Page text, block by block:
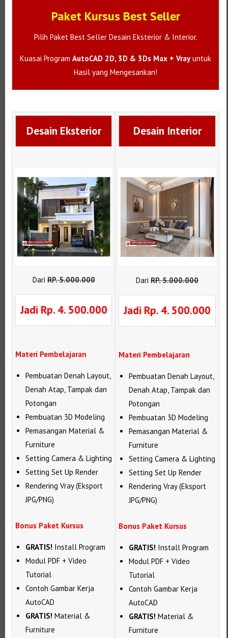
Paket Kursus Best Seller
Pilih Paket Best Seller Desain Eksterior & Interior.
Kuasai ProgramAutoCAD 2D, 3D & 3Ds Max + Vrayuntuk
Hasil yang Mengesankan!
Desain Eksterior
DariRP.5.000.000
Jadi Rp. 4. 500.000
Materi Pembelajaran
Pembuatan Denah Layout,
Denah Atap, Tampak dan
Potongan
Pembuatan 3D Modeling
Pemasangan Material &
Furniture
Setting Camera & Lighting
Setting Set Up Render
Rendering Vray (Eksport
JPG/PNG)
Bonus Paket Kursus
GRATIS! Install Program
Modul PDF + Video
Tutorial
Contoh Gambar Kerja
AutoCAD
GRATIS! Material &
Furniture
Desain Interior
DariRP.5.000.000
Jadi Rp. 4. 500.000
Materi Pembelajaran
Pembuatan Denah Layout,
Denah Atap, Tampak dan
Potongan
Pembuatan 3D Modeling
Pemasangan Material &
Furniture
Setting Camera & Lighting
Setting Set Up Render
Rendering Vray (Eksport
JPG/PNG)
Bonus Paket Kursus
GRATIS! Install Program
Modul PDF + Video
Tutorial
Contoh Gambar Kerja
AutoCAD
GRATIS! Material &
Furniture